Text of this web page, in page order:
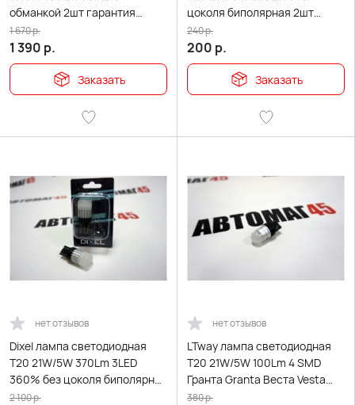
обманкой 2шт гарантия
12мес
1 390 р.
1 670р.
Заказать
цоколя биполярная 2шт
АКЦИЯ без гарантии
200 р.
240р.
Заказать
нет отзывов
Dixel лампа светодиодная
Т20 21W/5W 370Lm 3LED
360% без цоколя биполярная
2шт гарантия 12мес
2 100р.
нет отзывов
LTway лампа светодиодная
Т20 21W/5W 100Lm 4 SMD
Гранта Granta Веста Vesta
Renault биполяр
380р.